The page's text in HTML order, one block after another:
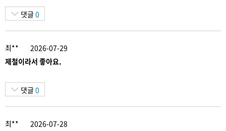
댓글 0
최**
2026-07-29
제철이라서 좋아요.
댓글 0
최**
2026-07-28